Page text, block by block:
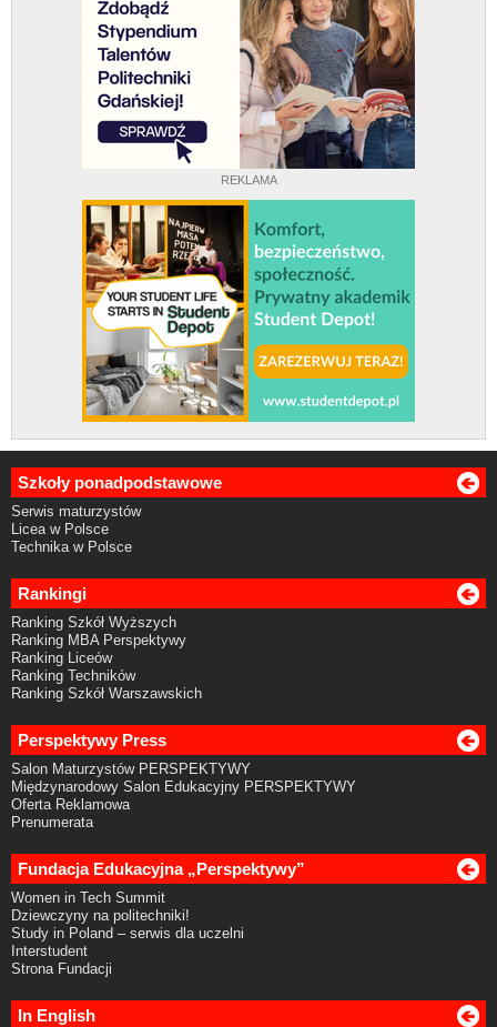
REKLAMA
Szkoły ponadpodstawowe
Serwis maturzystów
Licea w Polsce
Technika w Polsce
Rankingi
Ranking Szkół Wyższych
Ranking MBA Perspektywy
Ranking Liceów
Ranking Techników
Ranking Szkół Warszawskich
Perspektywy Press
Salon Maturzystów PERSPEKTYWY
Międzynarodowy Salon Edukacyjny PERSPEKTYWY
Oferta Reklamowa
Prenumerata
Fundacja Edukacyjna „Perspektywy”
Women in Tech Summit
Dziewczyny na politechniki!
Study in Poland – serwis dla uczelni
Interstudent
Strona Fundacji
In English